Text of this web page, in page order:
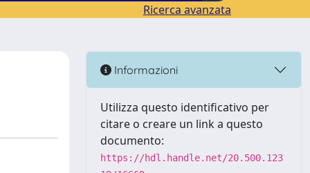
Ricerca avanzata
Informazioni
Utilizza questo identificativo per
citare o creare un link a questo
documento:
https://hdl.handle.net/20.500.123